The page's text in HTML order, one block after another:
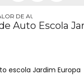
DE AULA DE AUTO
Auto Escola
escola Jardim Europa